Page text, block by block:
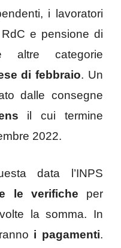
i lavoratori
e pensione di
altre categorie
di febbraio. Un
dalle consegne
il cui termine
2022.
data l’INPS
le verifiche per
la somma. In
i pagamenti.